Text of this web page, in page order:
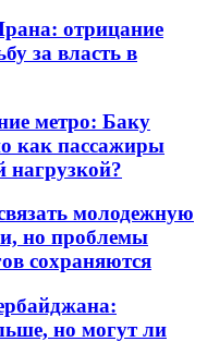
отрицание
за власть в
метро: Баку
как пассажиры
нагрузкой?
молодежную
но проблемы
сохраняются
но могут ли